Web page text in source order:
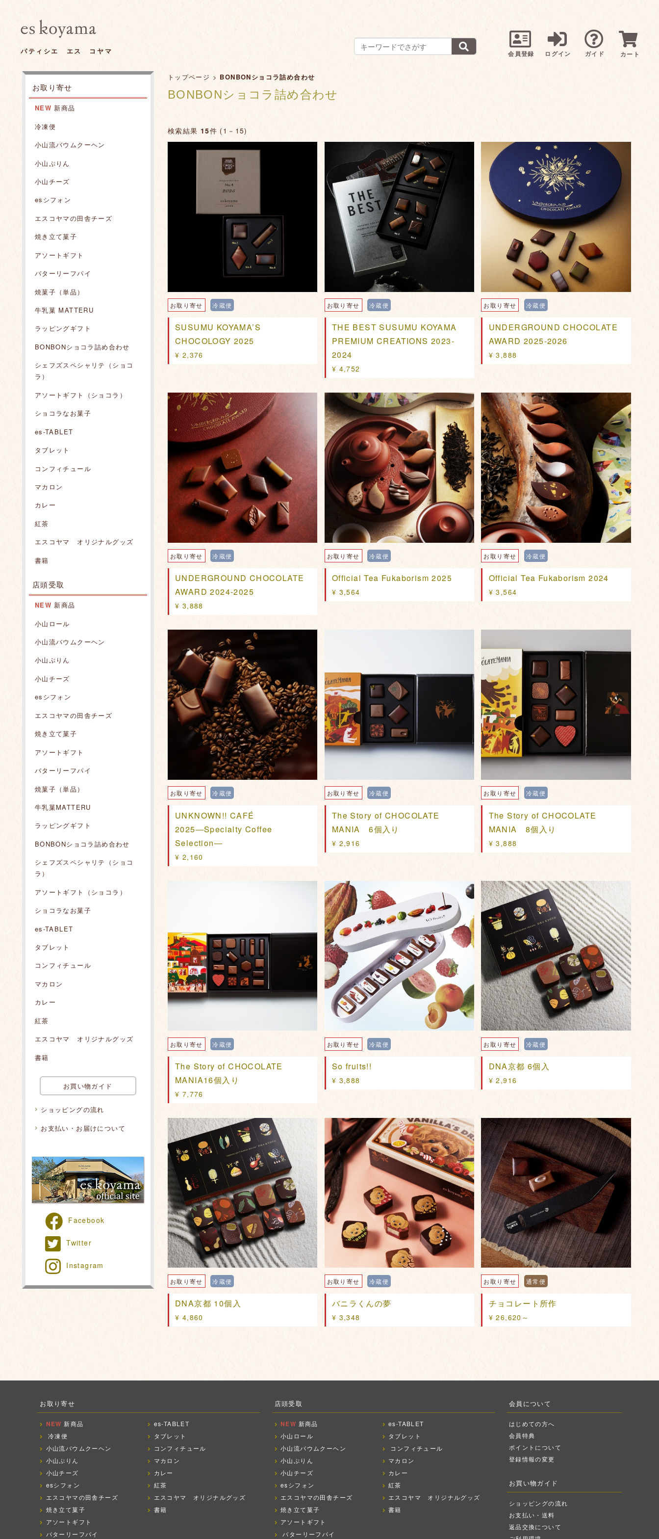
会員登録 ログイン ガイド カート
パティシエ エス コヤマ
お取り寄せ
NEW 新商品
冷凍便
小山流バウムクーヘン
小山ぷりん
小山チーズ
esシフォン
エスコヤマの田舎チーズ
焼き立て菓子
アソートギフト
バターリーフパイ
焼菓子（単品）
牛乳菓 MATTERU
ラッピングギフト
BONBONショコラ詰め合わせ
シェフズスペシャリテ（ショコ
ラ）
アソートギフト（ショコラ）
ショコラなお菓子
es-TABLET
タブレット
コンフィチュール
マカロン
カレー
紅茶
エスコヤマ オリジナルグッズ
書籍
店頭受取
NEW 新商品
小山ロール
小山流バウムクーヘン
小山ぷりん
小山チーズ
esシフォン
エスコヤマの田舎チーズ
焼き立て菓子
アソートギフト
バターリーフパイ
焼菓子（単品）
牛乳菓MATTERU
ラッピングギフト
BONBONショコラ詰め合わせ
シェフズスペシャリテ（ショコ
ラ）
アソートギフト（ショコラ）
ショコラなお菓子
es-TABLET
タブレット
コンフィチュール
マカロン
カレー
紅茶
エスコヤマ オリジナルグッズ
書籍
お買い物ガイド
ショッピングの流れ
お支払い・お届けについて
Facebook
Twitter
Instagram
トップページ > BONBONショコラ詰め合わせ
BONBONショコラ詰め合わせ
検索結果 15件 (1－15)
お取り寄せ 冷蔵便
SUSUMU KOYAMA’S
CHOCOLOGY 2025
¥ 2,376
お取り寄せ 冷蔵便
THE BEST SUSUMU KOYAMA
PREMIUM CREATIONS 2023-
2024
¥ 4,752
お取り寄せ 冷蔵便
UNDERGROUND CHOCOLATE
AWARD 2025-2026
¥ 3,888
お取り寄せ 冷蔵便
UNDERGROUND CHOCOLATE
AWARD 2024-2025
¥ 3,888
お取り寄せ 冷蔵便
Official Tea Fukaborism 2025
¥ 3,564
お取り寄せ 冷蔵便
Official Tea Fukaborism 2024
¥ 3,564
お取り寄せ 冷蔵便
UNKNOWN!! CAFÉ
2025―Specialty Coffee
Selection―
¥ 2,160
お取り寄せ 冷蔵便
The Story of CHOCOLATE
MANIA 6個入り
¥ 2,916
お取り寄せ 冷蔵便
The Story of CHOCOLATE
MANIA 8個入り
¥ 3,888
お取り寄せ 冷蔵便
The Story of CHOCOLATE
MANIA16個入り
¥ 7,776
お取り寄せ 冷蔵便
So fruits!!
¥ 3,888
お取り寄せ 冷蔵便
DNA京都 6個入
¥ 2,916
お取り寄せ 冷蔵便
DNA京都 10個入
¥ 4,860
お取り寄せ 冷蔵便
バニラくんの夢
¥ 3,348
お取り寄せ 通常便
チョコレート所作
¥ 26,620～
お取り寄せ
NEW 新商品
冷凍便
小山流バウムクーヘン
小山ぷりん
小山チーズ
esシフォン
エスコヤマの田舎チーズ
焼き立て菓子
アソートギフト
バターリーフパイ
es-TABLET
タブレット
コンフィチュール
マカロン
カレー
紅茶
エスコヤマ オリジナルグッズ
書籍
店頭受取
NEW 新商品
小山ロール
小山流バウムクーヘン
小山ぷりん
小山チーズ
esシフォン
エスコヤマの田舎チーズ
焼き立て菓子
アソートギフト
バターリーフパイ
es-TABLET
タブレット
コンフィチュール
マカロン
カレー
紅茶
エスコヤマ オリジナルグッズ
書籍
会員について
はじめての方へ
会員特典
ポイントについて
登録情報の変更
お買い物ガイド
ショッピングの流れ
お支払い・送料
返品交換について